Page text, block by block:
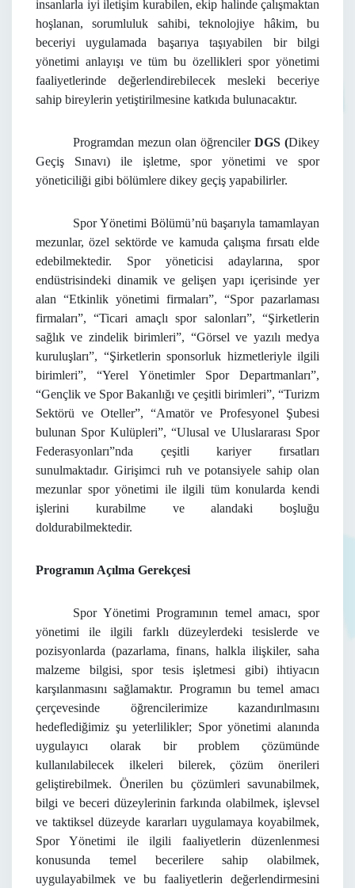
insanlarla iyi iletişim kurabilen, ekip halinde çalışmaktan
hoşlanan, sorumluluk sahibi, teknolojiye hâkim, bu
beceriyi uygulamada başarıya taşıyabilen bir bilgi
yönetimi anlayışı ve tüm bu özellikleri spor yönetimi
faaliyetlerinde değerlendirebilecek mesleki beceriye
sahip bireylerin yetiştirilmesine katkıda bulunacaktır.
Programdan mezun olan öğrencilerDGS (Dikey
Geçiş Sınavı) ile işletme, spor yönetimi ve spor
yöneticiliği gibi bölümlere dikey geçiş yapabilirler.
Spor Yönetimi Bölümü’nü başarıyla tamamlayan
mezunlar, özel sektörde ve kamuda çalışma fırsatı elde
edebilmektedir. Spor yöneticisi adaylarına, spor
endüstrisindeki dinamik ve gelişen yapı içerisinde yer
alan “Etkinlik yönetimi firmaları”, “Spor pazarlaması
firmaları”, “Ticari amaçlı spor salonları”, “Şirketlerin
sağlık ve zindelik birimleri”, “Görsel ve yazılı medya
kuruluşları”, “Şirketlerin sponsorluk hizmetleriyle ilgili
birimleri”, “Yerel Yönetimler Spor Departmanları”,
“Gençlik ve Spor Bakanlığı ve çeşitli birimleri”, “Turizm
Sektörü ve Oteller”, “Amatör ve Profesyonel Şubesi
bulunan Spor Kulüpleri”, “Ulusal ve Uluslararası Spor
Federasyonları”nda çeşitli kariyer fırsatları
sunulmaktadır. Girişimci ruh ve potansiyele sahip olan
mezunlar spor yönetimi ile ilgili tüm konularda kendi
işlerini kurabilme ve alandaki boşluğu
doldurabilmektedir.
Programın Açılma Gerekçesi
Spor Yönetimi Programının temel amacı, spor
yönetimi ile ilgili farklı düzeylerdeki tesislerde ve
pozisyonlarda (pazarlama, finans, halkla ilişkiler, saha
malzeme bilgisi, spor tesis işletmesi gibi) ihtiyacın
karşılanmasını sağlamaktır. Programın bu temel amacı
çerçevesinde öğrencilerimize kazandırılmasını
hedeflediğimiz şu yeterlilikler; Spor yönetimi alanında
uygulayıcı olarak bir problem çözümünde
kullanılabilecek ilkeleri bilerek, çözüm önerileri
geliştirebilmek. Önerilen bu çözümleri savunabilmek,
bilgi ve beceri düzeylerinin farkında olabilmek, işlevsel
ve taktiksel düzeyde kararları uygulamaya koyabilmek,
Spor Yönetimi ile ilgili faaliyetlerin düzenlenmesi
konusunda temel becerilere sahip olabilmek,
uygulayabilmek ve bu faaliyetlerin değerlendirmesini